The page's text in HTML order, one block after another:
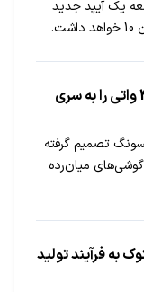
یک آیپد جدید
سامسونگ پشتیبانی از شارژ 45 واتی را به سری
تصمیم گرفته
45 واتی برای گوشی‌های میان‌رده
به فرآیند تولید